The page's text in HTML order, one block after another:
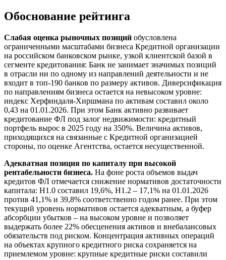
Обоснование рейтинга
Слабая оценка рыночных позиций обусловлена
ограниченными масштабами бизнеса Кредитной организации
на российском банковском рынке, узкой клиентской базой в
сегменте кредитования: Банк не занимает значимых позиций
в отрасли ни по одному из направлений деятельности и не
входит в топ-190 банков по размеру активов. Диверсификация
по направлениям бизнеса остается на невысоком уровне:
индекс Херфиндаля-Хиршмана по активам составил около
0,43 на 01.01.2026. При этом Банк активно развивает
кредитование ФЛ под залог недвижимости: кредитный
портфель вырос в 2025 году на 350%. Величина активов,
приходящихся на связанные с Кредитной организацией
стороны, по оценке Агентства, остается несущественной.
Адекватная позиция по капиталу при высокой
рентабельности бизнеса. На фоне роста объемов выдач
кредитов ФЛ отмечается снижение нормативов достаточности
капитала: Н1.0 составил 19,6%, Н1.2 – 17,1% на 01.01.2026
против 41,1% и 39,8% соответственно годом ранее. При этом
текущий уровень нормативов остается адекватным, а буфер
абсорбции убытков – на высоком уровне и позволяет
выдержать более 22% обесценения активов и внебалансовых
обязательств под риском. Концентрация активных операций
на объектах крупного кредитного риска сохраняется на
приемлемом уровне: крупные кредитные риски составили